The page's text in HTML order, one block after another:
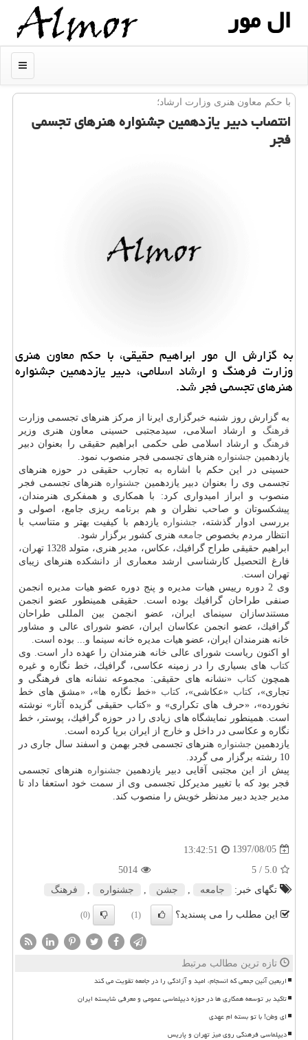
ال مور
منو
با حكم معاون هنری وزارت ارشاد؛
انتصاب دبیر یازدهمین جشنواره هنرهای تجسمی
فجر
به گزارش ال مور ابراهیم حقیقی، با حكم معاون هنری
وزارت فرهنگ و ارشاد اسلامی، دبیر یازدهمین جشنواره
هنرهای تجسمی فجر شد.
به گزارش روز شنبه خبرگزاری ایرنا از مركز هنرهای تجسمی وزارت
فرهنگ و ارشاد اسلامی، سیدمجتبی حسینی معاون هنری وزیر
فرهنگ و ارشاد اسلامی طی حكمی ابراهیم حقیقی را بعنوان دبیر
یازدهمین جشنواره هنرهای تجسمی فجر منصوب نمود.
حسینی در این حكم با اشاره به تجارب حقیقی در حوزه هنرهای
تجسمی وی را بعنوان دبیر یازدهمین جشنواره هنرهای تجسمی فجر
منصوب و ابراز امیدواری كرد: با همكاری و همفكری هنرمندان،
پیشكسوتان و صاحب نظران و هم برنامه ریزی جامع، اصولی و
بررسی ادوار گذشته، جشنواره یازدهم با كیفیت بهتر و متناسب با
انتظار مردم بخصوص جامعه هنری كشور برگزار شود.
ابراهیم حقیقی طراح گرافیك، عكاس، مدیر هنری، متولد 1328 تهران،
فارغ التحصیل كارشناسی ارشد معماری از دانشكده هنرهای زیبای
تهران است.
وی 2 دوره رییس هیات مدیره و پنج دوره عضو هیات مدیره انجمن
صنفی طراحان گرافیك بوده است. حقیقی همینطور عضو انجمن
مستندسازان سینمای ایران، عضو انجمن بین المللی طراحان
گرافیك، عضو انجمن عكاسان ایران، عضو شورای عالی و مشاور
خانه هنرمندان ایران، عضو هیات مدیره خانه سینما و... بوده است.
او اكنون ریاست شورای عالی خانه هنرمندان را عهده دار است. وی
كتاب های بسیاری را در زمینه عكاسی، گرافیك، خط نگاره و غیره
همچونكتاب «نشانه های حقیقی: مجموعه نشانه های فرهنگی و
تجاری»، كتاب «عكاشی»، كتاب «خط نگاره ها»، «مشق های خط
نخورده»، «حرف های تكراری» و «كتاب حقیقی گزیده آثار» نوشته
است. همینطور نمایشگاه های زیادی را در حوزه گرافیك، پوستر، خط
نگاره و عكاسی در داخل و خارج از ایران برپا كرده است.
یازدهمین جشنواره هنرهای تجسمی فجر بهمن و اسفند سال جاری در
10 رشته برگزار می گردد.
پیش از این مجتبی آقایی دبیر یازدهمین جشنواره هنرهای تجسمی
فجر بود كه با تغییر مدیركل تجسمی وی از سمت خود استعفا داد تا
مدیر جدید دبیر مدنظر خویش را منصوب كند.
1397/08/05
13:42:51
5.0
/ 5
5014
تگهای خبر:
جامعه جشن جشنواره فرهنگ
این مطلب را می پسندید؟ (1)
(0)
تازه ترین مطالب مرتبط
اربعین آئین جمعی که انسجام، امید و آزادگی را در جامعه تقویت می کند
تاکید بر توسعه همکاری ها در حوزه دیپلماسی عمومی و معرفی شایسته ایران
ای وطن! با تو بسته ام عهدی
دیپلماسی فرهنگی روی میز تهران و پاریس